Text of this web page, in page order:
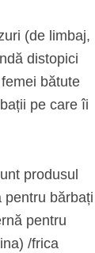
(de limbaj,
distopici
bătute
pe care îi
produsul
pentru bărbați
pentru
/frica